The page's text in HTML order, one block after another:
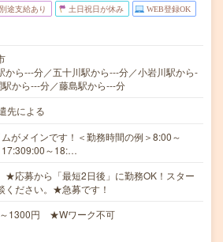
途支給あり 土日祝日が休み WEB登録OK
から---分／五十川駅から---分／小岩川駅から-
から---分／藤島駅から---分
先による
がメインです！＜勤務時間の例＞8:00～
17:309:00～18:…
応募から「最短2日後」に勤務OK！スター
ください。★急募です！
1300円 ★Wワーク不可